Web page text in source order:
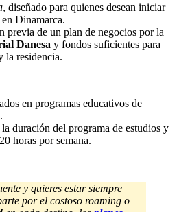
, diseñado para quienes desean iniciar
Dinamarca.
previa de un plan de negocios por la
Danesa y fondos suficientes para
la residencia​.
en programas educativos de
duración del programa de estudios y
horas por semana​.
y quieres estar siempre
por el costoso roaming o